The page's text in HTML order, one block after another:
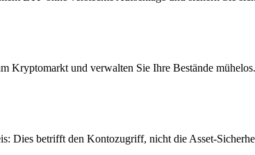
Kryptomarkt und verwalten Sie Ihre Bestände mühelos.
Dies betrifft den Kontozugriff, nicht die Asset-